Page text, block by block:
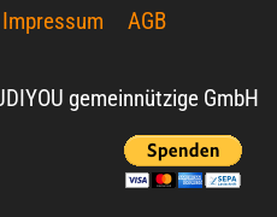
Impressum
AGB
gemeinnützige GmbH